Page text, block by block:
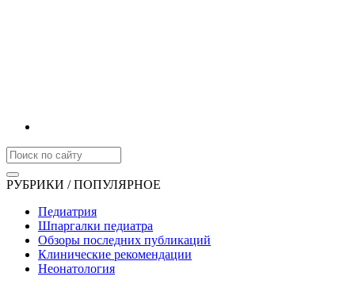
РУБРИКИ / ПОПУЛЯРНОЕ
Педиатрия
Шпаргалки педиатра
Обзоры последних публикаций
Клинические рекомендации
Неонатология